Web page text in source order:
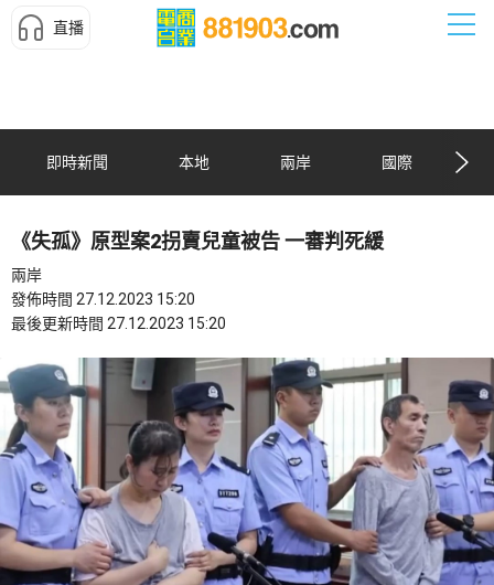
直播
即時新聞 本地 兩岸 國際
《失孤》原型案2拐賣兒童被告 一審判死緩
兩岸
發佈時間 27.12.2023 15:20
最後更新時間 27.12.2023 15:20